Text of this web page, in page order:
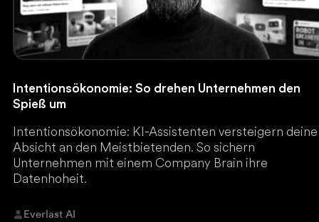
Intentionsökonomie: So drehen Unternehmen den
Spieß um
Intentionsökonomie: KI-Assistenten versteigern deine
Absicht an den Meistbietenden. So sichern
Unternehmen mit einem Company Brain ihre
Datenhoheit.
Everlast AI